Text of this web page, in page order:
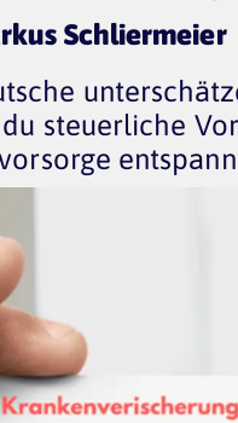
Schliermeier
steuerliche